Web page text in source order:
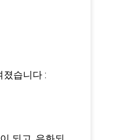
습니다 :